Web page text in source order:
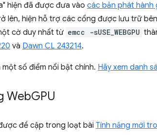
hiện đã được đưa vào các bản phát hành
lên, hiện hỗ trợ các cổng được lưu trữ
cờ duy nhất từ emcc -sUSE_WEBGPU
và Dawn CL 243214.
số điểm nổi bật chính. Hãy xem danh
WebGPU
đề cập trong loạt bài Tính năng mới